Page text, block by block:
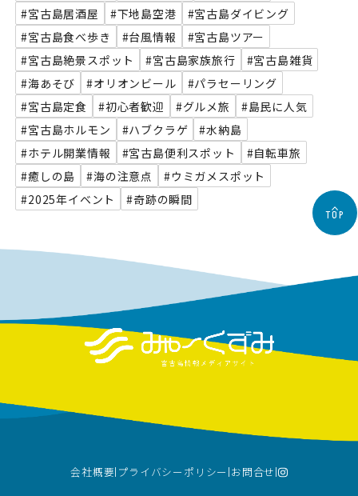
#宮古島居酒屋
#下地島空港
#宮古島ダイビング
#宮古島食べ歩き
#台風情報
#宮古島ツアー
#宮古島絶景スポット
#宮古島家族旅行
#宮古島雑貨
#海あそび
#オリオンビール
#パラセーリング
#宮古島定食
#初心者歓迎 #グルメ旅
#島民に人気
#宮古島ホルモン
#ハブクラゲ
#水納島
#ホテル開業情報
#宮古島便利スポット
#自転車旅
#癒しの島
#海の注意点
#ウミガメスポット
#2025年イベント
#奇跡の瞬間
会社概要 プライバシーポリシー お問合せ
TOP